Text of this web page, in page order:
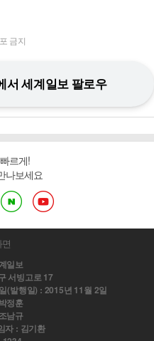
금지
서 세계일보 팔로우
르게!
나보세요
일보
서빙고로 17
(발행일) : 2015년 11월 2일
정훈
남규
자 : 김기환